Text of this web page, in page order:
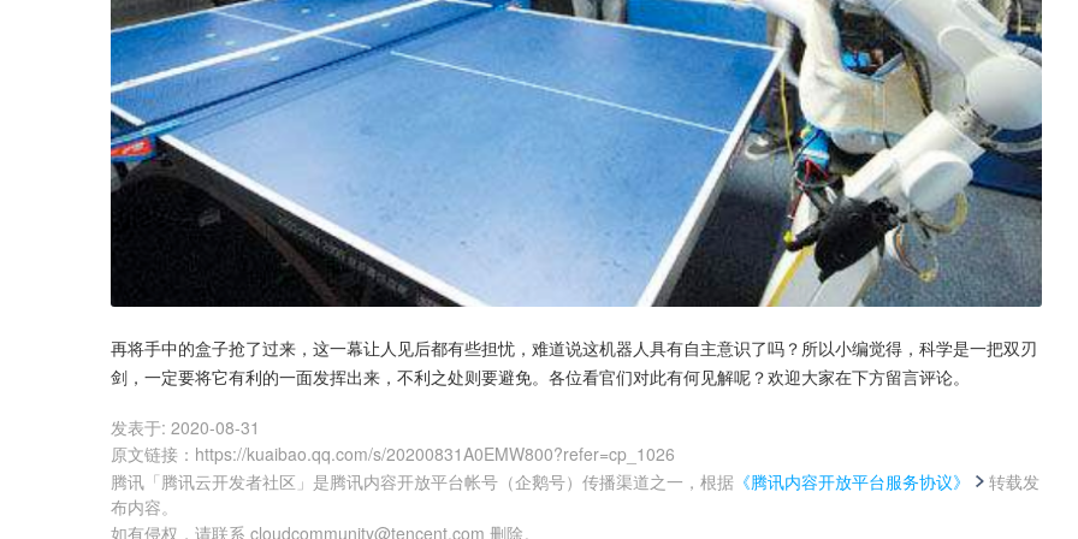
再将手中的盒子抢了过来，这一幕让人见后都有些担忧，难道说这机器人具有自主意识了吗？所以小编觉得，科学是一把双刃
剑，一定要将它有利的一面发挥出来，不利之处则要避免。各位看官们对此有何见解呢？欢迎大家在下方留言评论。
发表于: 2020-08-31
原文链接 ： https://kuaibao.qq.com/s/20200831A0EMW800?refer=cp_1026
腾讯「腾讯云开发者社区」是腾讯内容开放平台帐号（企鹅号）传播渠道之一，根据 《腾讯内容开放平台服务协议》
转载发
布内容。
如有侵权，请联系 cloudcommunity@tencent.com 删除。